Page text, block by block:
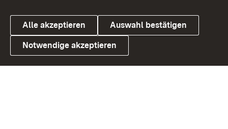
Link zum Landesportal
Alle akzeptieren Auswahl bestätigen
Notwendige akzeptieren